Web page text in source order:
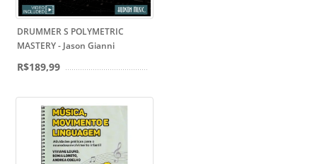
DRUMMER S POLYMETRIC
MASTERY - Jason Gianni
R$189,99